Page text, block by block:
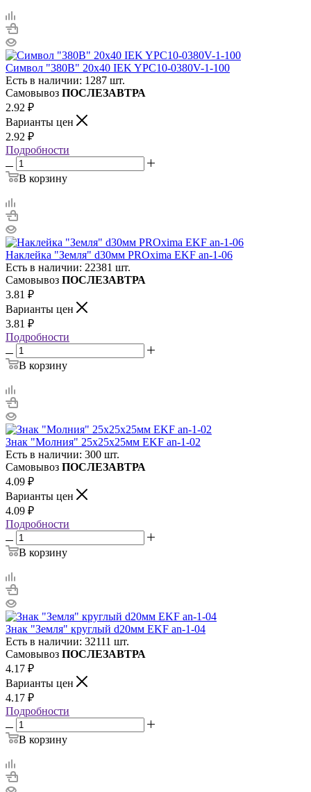
Символ "380В" 20х40 IEK YPC10-0380V-1-100
Есть в наличии: 1287 шт.
Самовывоз ПОСЛЕЗАВТРА
2.92 ₽
Варианты цен
2.92 ₽
Подробности
В корзину
Наклейка "Земля" d30мм PROxima EKF an-1-06
Есть в наличии: 22381 шт.
Самовывоз ПОСЛЕЗАВТРА
3.81 ₽
Варианты цен
3.81 ₽
Подробности
В корзину
Знак "Молния" 25х25х25мм EKF an-1-02
Есть в наличии: 300 шт.
Самовывоз ПОСЛЕЗАВТРА
4.09 ₽
Варианты цен
4.09 ₽
Подробности
В корзину
Знак "Земля" круглый d20мм EKF an-1-04
Есть в наличии: 32111 шт.
Самовывоз ПОСЛЕЗАВТРА
4.17 ₽
Варианты цен
4.17 ₽
Подробности
В корзину